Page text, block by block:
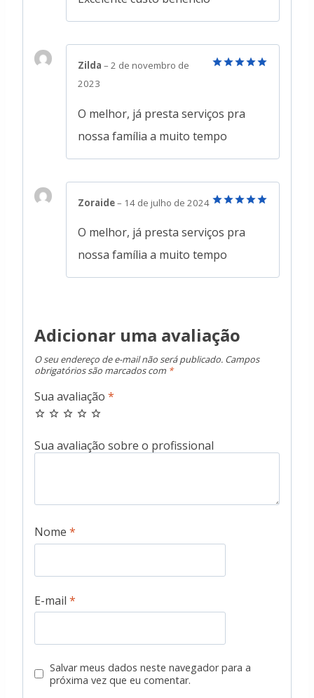
Zilda – 2 de novembro de
2023
O melhor, já presta serviços pra
nossa família a muito tempo
Zoraide– 14 de julho de 2024
O melhor, já presta serviços pra
nossa família a muito tempo
Adicionar uma avaliação
O seu endereço de e-mail não será publicado. Campos
obrigatórios são marcados com *
Sua avaliação *
Nome *
E-mail *
Salvar meus dados neste navegador para a
próxima vez que eu comentar.